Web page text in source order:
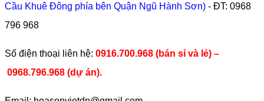
Cầu Khuê Đông phía bên Quận Ngũ Hành Sơn) - ĐT: 0968
796 968
​Số điện thoại liên hệ: 0916.700.968 (bán sỉ và lẻ) –
0968.796.968 (dự án).